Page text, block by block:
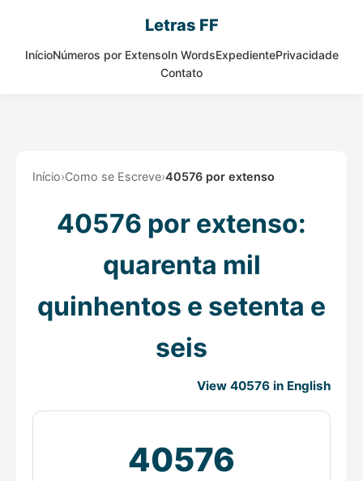
Letras FF
InícioNúmeros por ExtensoIn WordsExpedientePrivacidade
Contato
Início›Como se Escreve›40576 por extenso
40576 por extenso:
quarenta mil
quinhentos e setenta e
seis
View 40576 in English
40576